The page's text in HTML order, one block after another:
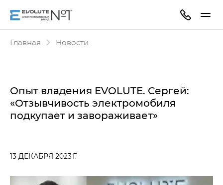
Главная Новости
Опыт владения EVOLUTE. Сергей:
«Отзывчивость электромобиля
подкупает и завораживает»
13 ДЕКАБРЯ 2023 Г.